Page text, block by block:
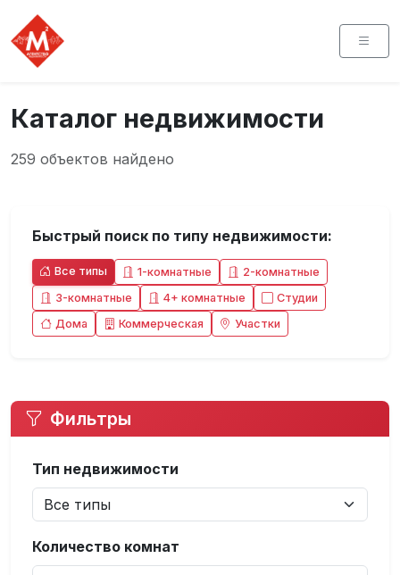
Каталог недвижимости
259 объектов найдено
Быстрый поиск по типу недвижимости:
Все типы 1-комнатные
2-комнатные
3-комнатные
4+ комнатные
Студии
Дома
Коммерческая Участки
Фильтры
Тип недвижимости
Количество комнат